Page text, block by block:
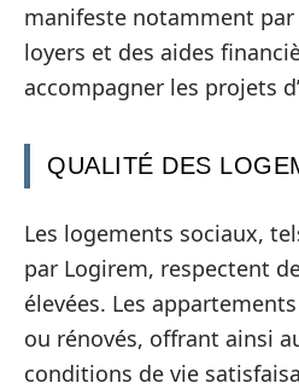
manifeste notamment
loyers et des aides
accompagner les projets
QUALITÉ DES
Les logements sociaux,
par Logirem, respectent
élevées. Les
ou rénovés, offrant ainsi
conditions de vie